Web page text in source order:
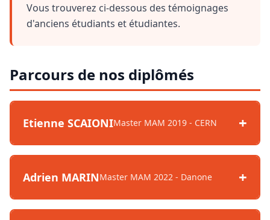
Vous trouverez ci-dessous des témoignages
d'anciens étudiants et étudiantes.
Parcours de nos diplômés
Etienne SCAIONIMaster MAM 2019 - CERN
Adrien MARINMaster MAM 2022 - Danone